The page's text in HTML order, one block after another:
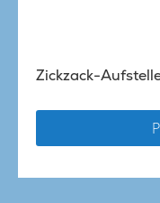
Zickzack-